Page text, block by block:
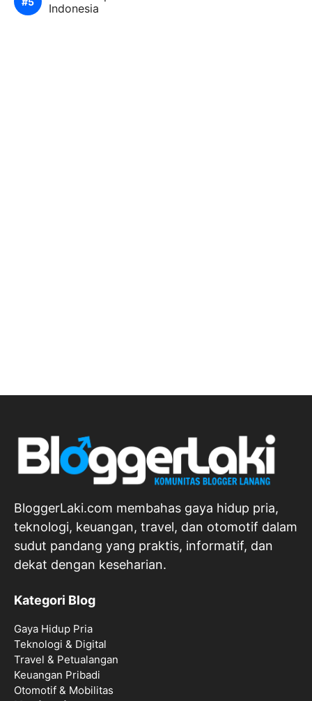
Indonesia
BloggerLaki.com membahas gaya hidup pria,
teknologi, keuangan, travel, dan otomotif dalam
sudut pandang yang praktis, informatif, dan
dekat dengan keseharian.
Kategori Blog
Gaya Hidup Pria
Teknologi & Digital
Travel & Petualangan
Keuangan Pribadi
Otomotif & Mobilitas